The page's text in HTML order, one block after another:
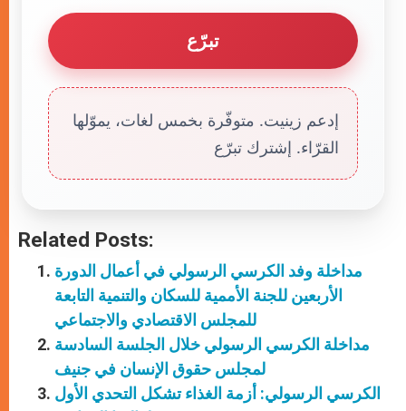
تبرّع
إدعم زينيت. متوفّرة بخمس لغات، يموّلها
القرّاء. إشترك تبرّع
Related Posts:
مداخلة وفد الكرسي الرسولي في أعمال الدورة
الأربعين للجنة الأممية للسكان والتنمية التابعة
للمجلس الاقتصادي والاجتماعي
مداخلة الكرسي الرسولي خلال الجلسة السادسة
لمجلس حقوق الإنسان في جنيف
الكرسي الرسولي: أزمة الغذاء تشكل التحدي الأول